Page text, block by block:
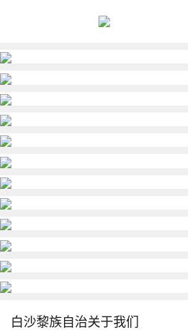
白沙黎族自治关于我们